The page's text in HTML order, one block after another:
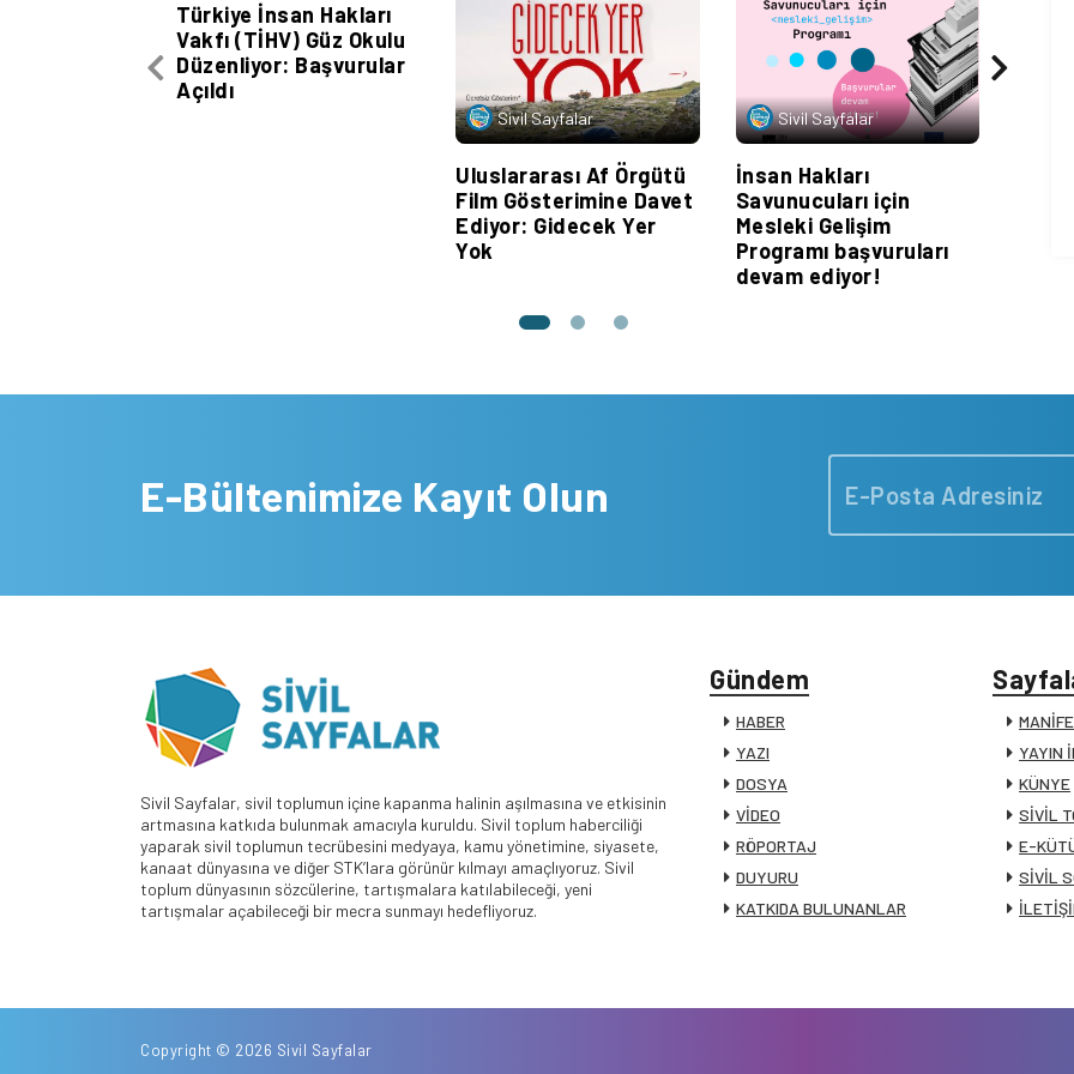
Türkiye İnsan Hakları
Vakfı (TİHV) Güz Okulu
Düzenliyor: Başvurular
Açıldı
Sivil Sayfalar
Uluslararası Af Örgütü
Film Gösterimine Davet
Ediyor: Gidecek Yer
Yok
Sivil Sayfalar
İnsan Hakları
Savunucuları için
Mesleki Gelişim
Programı başvuruları
devam ediyor!
E-Bültenimize Kayıt Olun
Sivil Sayfalar, sivil toplumun içine kapanma halinin aşılmasına ve etkisinin
artmasına katkıda bulunmak amacıyla kuruldu. Sivil toplum haberciliği
yaparak sivil toplumun tecrübesini medyaya, kamu yönetimine, siyasete,
kanaat dünyasına ve diğer STK’lara görünür kılmayı amaçlıyoruz. Sivil
toplum dünyasının sözcülerine, tartışmalara katılabileceği, yeni
tartışmalar açabileceği bir mecra sunmayı hedefliyoruz.
Gündem
HABER
YAZI
DOSYA
VİDEO
RÖPORTAJ
DUYURU
KATKIDA BULUNANLAR
YAYIN
KÜNYE
SİVİL
E-
SİVİL
Copyright © 2026 Sivil Sayfalar